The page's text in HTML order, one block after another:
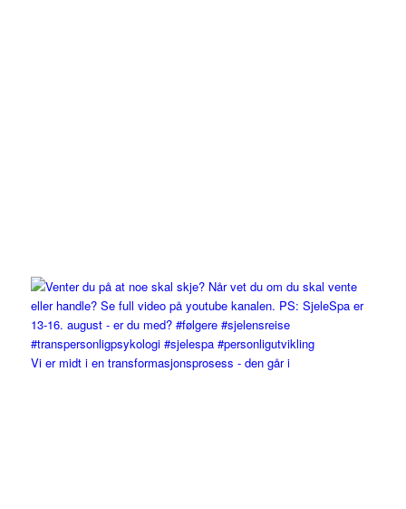
Vi er midt i en transformasjonsprosess - den går i